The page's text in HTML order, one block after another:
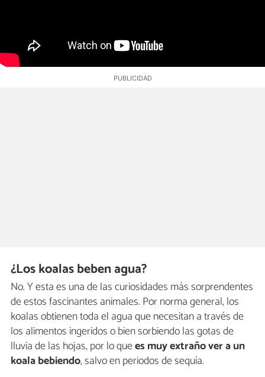
¿Los koalas beben agua?
No. Y esta es una de las curiosidades más sorprendentes
de estos fascinantes animales. Por norma general, los
koalas obtienen toda el agua que necesitan a través de
los alimentos ingeridos o bien sorbiendo las gotas de
lluvia de las hojas, por lo quees muy extraño ver a un
koala bebiendo, salvo en periodos de sequía.